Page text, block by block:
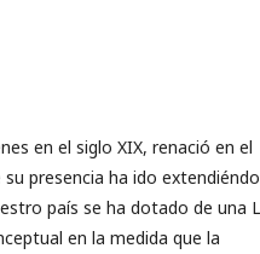
en el siglo XIX, renació en el
presencia ha ido
país se ha dotado de una
en la medida que la